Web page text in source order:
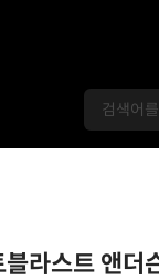
라스트 앤더